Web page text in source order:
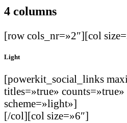
4 columns
[row cols_nr=»2″][col
Light
[powerkit_social_links
titles=»true»
scheme=»light»]
[/col][col size=»6″]